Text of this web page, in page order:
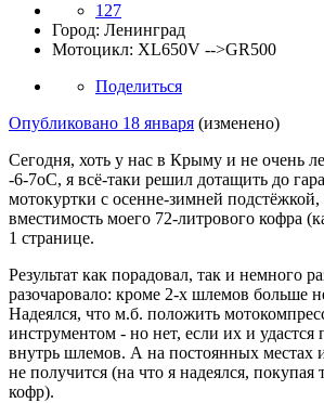
127
Город: Ленинград
Мотоцикл: XL650V -->GR500
Поделиться
Опубликовано 18 января (изменено)
Сегодня, хоть у нас в Крыму и не очень
-6-7оС, я всё-таки решил дотащить до
мотокуртки с осенне-зимней
вместимость моего 72-литрового кофра
1 странице.
Результат как порадовал, так и немного
разочаровало: кроме 2-х шлемов больше
Надеялся, что м.б. положить
инструментом - но нет, если их и удастся
внутрь шлемов. А на постоянных местах
не получится (на что я надеялся, покупая
кофр).